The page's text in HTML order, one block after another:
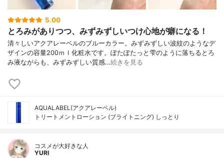
5.00
とろみがありつつ、みずみずしいつけ心地が癖になる！
清々しいアクアレーベルのブルーカラー。みずみずしい波紋のようなデ
ザインの容量200ｍｌ化粧水です。ぽたぽたっと雫のように落ちるとろ
み液ながらも、みずみずしい質感…続きを見る
AQUALABEL(アクアレーベル)
トリートメントローション (ブライトニング) しっとり
コスメが大好きな人
YURI